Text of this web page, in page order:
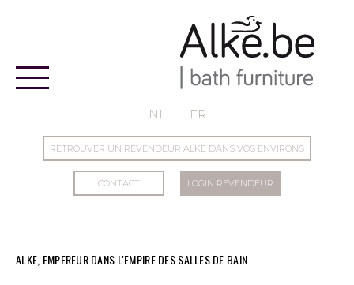
NL FR
RETROUVER UN REVENDEUR ALKE DANS VOS ENVIRONS
CONTACT LOGIN REVENDEUR
ALKE, EMPEREUR DANS L'EMPIRE DES SALLES DE BAIN